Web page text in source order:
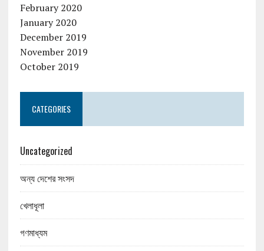
February 2020
January 2020
December 2019
November 2019
October 2019
CATEGORIES
Uncategorized
অন্য দেশের সংসদ
খেলাধূলা
গণমাধ্যম